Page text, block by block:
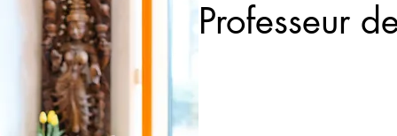
Professeur